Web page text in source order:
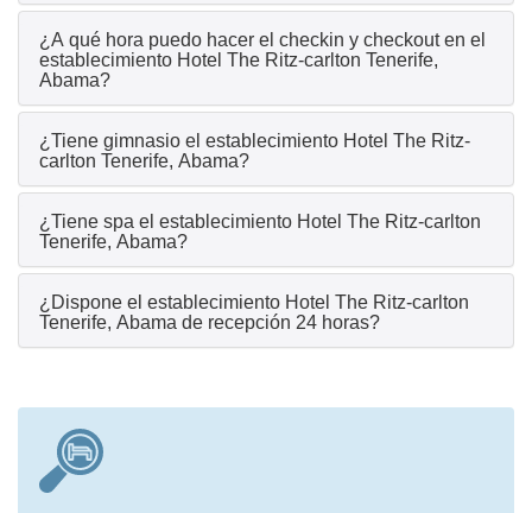
¿A qué hora puedo hacer el checkin y checkout en el
establecimiento Hotel The Ritz-carlton Tenerife,
Abama?
¿Tiene gimnasio el establecimiento Hotel The Ritz-
carlton Tenerife, Abama?
¿Tiene spa el establecimiento Hotel The Ritz-carlton
Tenerife, Abama?
¿Dispone el establecimiento Hotel The Ritz-carlton
Tenerife, Abama de recepción 24 horas?